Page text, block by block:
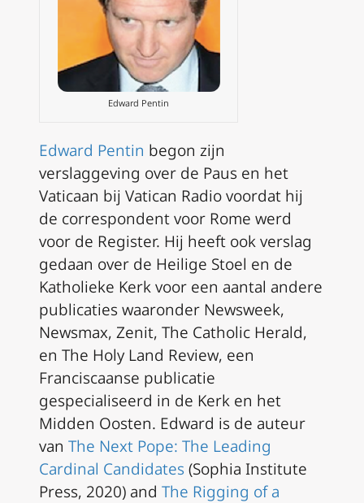
Edward Pentin
Edward Pentin begon zijn
verslaggeving over de Paus en het
Vaticaan bij Vatican Radiovoordat hij
de correspondent voor Rome werd
voor de Register. Hij heeft ook verslag
gedaan over de Heilige Stoel en de
Katholieke Kerk voor een aantal andere
publicaties waaronder Newsweek,
Newsmax, Zenit, The Catholic Herald,
en The Holy Land Review, een
Franciscaanse publicatie
gespecialiseerd in de Kerk en het
Midden Oosten. Edward is de auteur
van The Next Pope: The Leading
Cardinal Candidates (Sophia Institute
Press, 2020) and The Rigging of a